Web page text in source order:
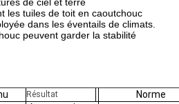
de ciel et terre
les tuiles de toit en caoutchouc
dans les éventails de climats.
peuvent garder la stabilité
Résultat Norme